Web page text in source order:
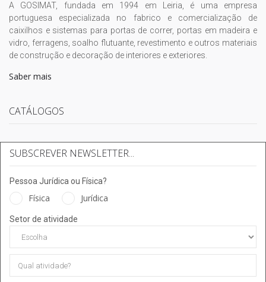
A GOSIMAT, fundada em 1994 em Leiria, é uma empresa
portuguesa especializada no fabrico e comercialização de
caixilhos e sistemas para portas de correr, portas em madeira e
vidro, ferragens, soalho flutuante, revestimento e outros materiais
de construção e decoração de interiores e exteriores.
Saber mais
CATÁLOGOS
SUBSCREVER NEWSLETTER...
Pessoa Jurídica ou Física?
Física Jurídica
Setor de atividade